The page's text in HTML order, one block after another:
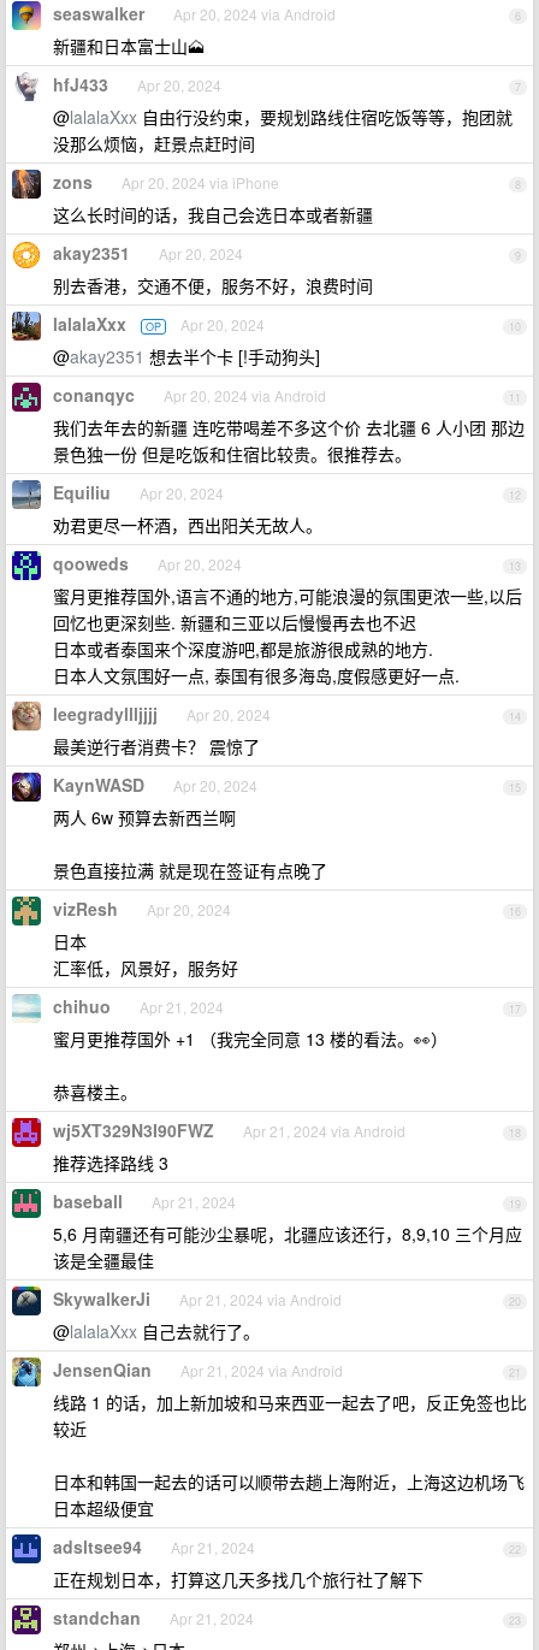
6
seaswalker Apr 20, 2024 via Android
新疆和日本富士山🗻
7
hfJ433 Apr 20, 2024
@lalalaXxx 自由行没约束，要规划路线住宿吃饭等等，抱团就
没那么烦恼，赶景点赶时间
8
zons Apr 20, 2024 via iPhone
这么长时间的话，我自己会选日本或者新疆
9
akay2351 Apr 20, 2024
别去香港，交通不便，服务不好，浪费时间
10
lalalaXxx OP Apr 20, 2024
@akay2351 想去半个卡 [!手动狗头]
11
conanqyc Apr 20, 2024 via Android
我们去年去的新疆 连吃带喝差不多这个价 去北疆 6 人小团 那边
景色独一份 但是吃饭和住宿比较贵。很推荐去。
12
Equiliu Apr 20, 2024
劝君更尽一杯酒，西出阳关无故人。
13
qooweds Apr 20, 2024
蜜月更推荐国外,语言不通的地方,可能浪漫的氛围更浓一些,以后
回忆也更深刻些. 新疆和三亚以后慢慢再去也不迟
日本或者泰国来个深度游吧,都是旅游很成熟的地方.
日本人文氛围好一点, 泰国有很多海岛,度假感更好一点.
14
leegradyllljjjj Apr 20, 2024
最美逆行者消费卡？ 震惊了
15
KaynWASD Apr 20, 2024
两人 6w 预算去新西兰啊
景色直接拉满 就是现在签证有点晚了
16
vizResh Apr 20, 2024
日本
汇率低，风景好，服务好
17
chihuo Apr 21, 2024
蜜月更推荐国外 +1 （我完全同意 13 楼的看法。👀）
恭喜楼主。
18
wj5XT329N3I90FWZ Apr 21, 2024 via Android
推荐选择路线 3
19
baseball Apr 21, 2024
5,6 月南疆还有可能沙尘暴呢，北疆应该还行，8,9,10 三个月应
该是全疆最佳
20
SkywalkerJi Apr 21, 2024 via Android
@lalalaXxx 自己去就行了。
21
JensenQian Apr 21, 2024 via Android
线路 1 的话，加上新加坡和马来西亚一起去了吧，反正免签也比
较近
日本和韩国一起去的话可以顺带去趟上海附近，上海这边机场飞
日本超级便宜
22
adsltsee94 Apr 21, 2024
正在规划日本，打算这几天多找几个旅行社了解下
23
standchan Apr 21, 2024